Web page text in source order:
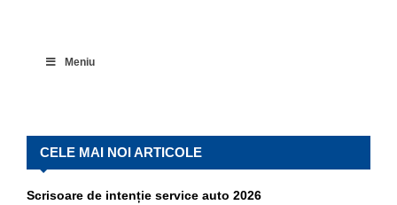
Meniu
CELE MAI NOI ARTICOLE
Scrisoare de intenție service auto 2026